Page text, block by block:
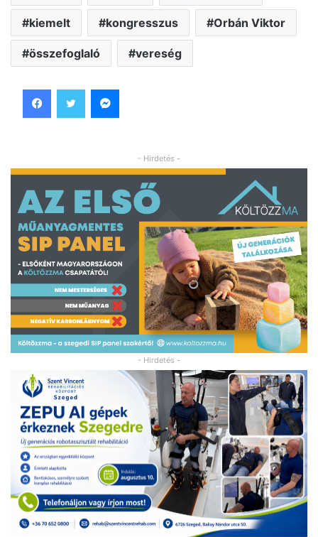
kiemelt kongresszus Orbán Viktor
összefoglaló vereség
- Hirdetés -
- Hirdetés -